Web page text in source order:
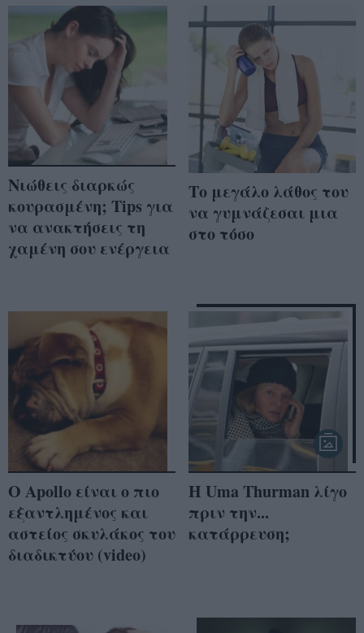
Νιώθεις διαρκώς
κουρασμένη; Tips για
να ανακτήσεις τη
χαμένη σου ενέργεια
Το μεγάλο λάθος του
να γυμνάζεσαι μια
στο τόσο
Ο Apollo είναι ο πιο
εξαντλημένος και
αστείος σκυλάκος του
διαδικτύου (video)
Η Uma Thurman λίγο
πριν την...
κατάρρευση;